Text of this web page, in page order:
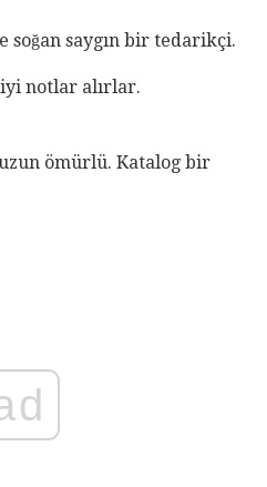
soğan saygın bir tedarikçi.
notlar alırlar.
ömürlü. Katalog bir